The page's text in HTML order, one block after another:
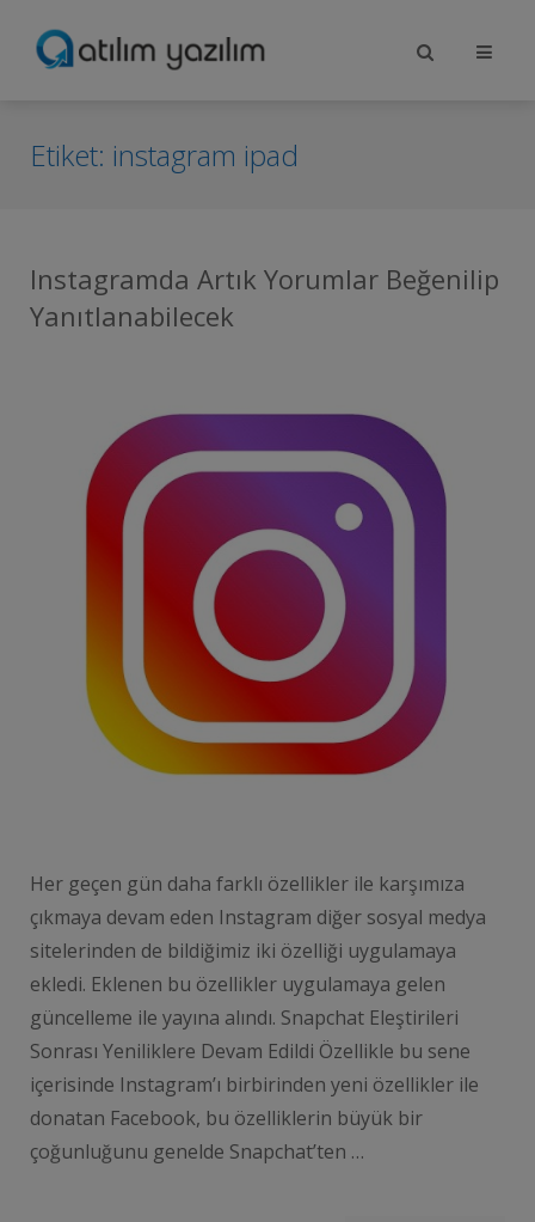
Etiket: instagram ipad
Instagramda Artık Yorumlar Beğenilip
Yanıtlanabilecek
Her geçen gün daha farklı özellikler ile karşımıza
çıkmaya devam eden Instagram diğer sosyal medya
sitelerinden de bildiğimiz iki özelliği uygulamaya
ekledi. Eklenen bu özellikler uygulamaya gelen
güncelleme ile yayına alındı. Snapchat Eleştirileri
Sonrası Yeniliklere Devam Edildi Özellikle bu sene
içerisinde Instagram’ı birbirinden yeni özellikler ile
donatan Facebook, bu özelliklerin büyük bir
çoğunluğunu genelde Snapchat’ten …